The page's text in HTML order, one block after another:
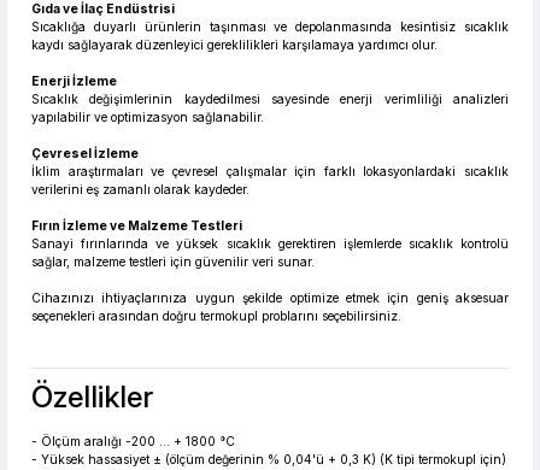
Gıda ve İlaç Endüstrisi
Sıcaklığa duyarlı ürünlerin taşınması ve depolanmasında kesintisiz sıcaklık
kaydı sağlayarak düzenleyici gereklilikleri karşılamaya yardımcı olur.
Enerji İzleme
Sıcaklık değişimlerinin kaydedilmesi sayesinde enerji verimliliği analizleri
yapılabilir ve optimizasyon sağlanabilir.
Çevresel İzleme
İklim araştırmaları ve çevresel çalışmalar için farklı lokasyonlardaki sıcaklık
verilerini eş zamanlı olarak kaydeder.
Fırın İzleme ve Malzeme Testleri
Sanayi fırınlarında ve yüksek sıcaklık gerektiren işlemlerde sıcaklık kontrolü
sağlar, malzeme testleri için güvenilir veri sunar.
Cihazınızı ihtiyaçlarınıza uygun şekilde optimize etmek için geniş aksesuar
seçenekleri arasından doğru termokupl problarını seçebilirsiniz.
Özellikler
- Ölçüm aralığı -200 ... + 1800 °C
- Yüksek hassasiyet ± (ölçüm değerinin % 0,04'ü + 0,3 K) (K tipi termokupl için)